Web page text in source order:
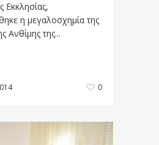
Εκκλησίας,
η μεγαλοσχημία της
Ανθίμης της...
0